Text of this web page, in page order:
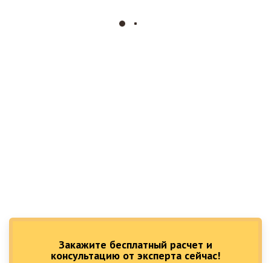
Закажите бесплатный расчет и
консультацию от эксперта сейчас!